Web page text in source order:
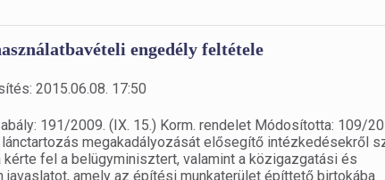
engedély feltétele
2015.06.08. 17:50
191/2009. (IX. 15.) Korm. rendelet Módosította: 109/
lánctartozás megakadályozását elősegítő intézkedésekről
kérte fel a belügyminisztert, valamint a közigazgatási és
amely az építési munkaterület építtető birtokába